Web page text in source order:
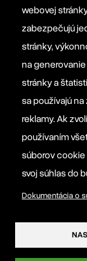
webovej
zabezpečujú
stránky,
na
stránky a
sa používajú
reklamy. Ak
používaním
súborov
svoj súhlas do
Dokumentácia o